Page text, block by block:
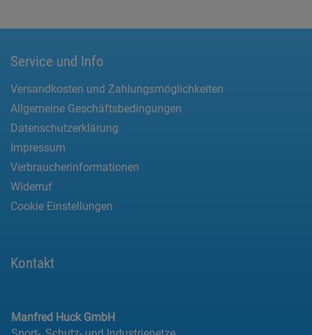
Service und Info
Versandkosten und Zahlungsmöglichkeiten
Allgemeine Geschäftsbedingungen
Datenschutzerklärung
Impressum
Verbraucherinformationen
Widerruf
Cookie Einstellungen
Kontakt
Manfred Huck GmbH